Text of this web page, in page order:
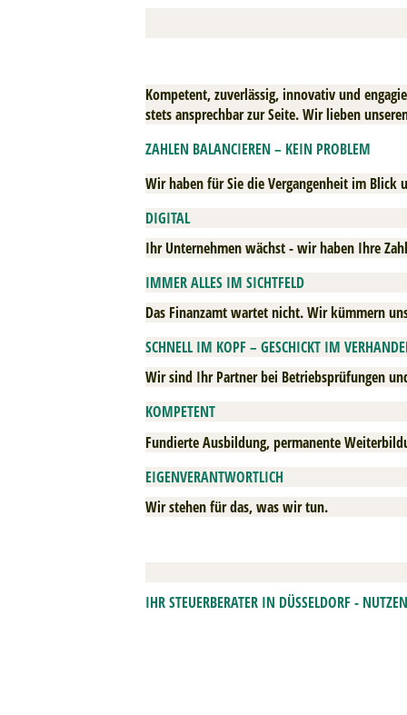
Kompetent, zuverlässig, innovativ und
stets ansprechbar zur Seite. Wir lieben
ZAHLEN BALANCIEREN – KEIN PROBLEM
Wir haben für Sie die Vergangenheit im
DIGITAL
Ihr Unternehmen wächst - wir haben Ihre
IMMER ALLES IM SICHTFELD
Das Finanzamt wartet nicht. Wir kümmern
SCHNELL IM KOPF – GESCHICKT IM
Wir sind Ihr Partner bei Betriebsprüfungen
KOMPETENT
Fundierte Ausbildung, permanente
EIGENVERANTWORTLICH
Wir stehen für das, was wir tun.
IHR STEUERBERATER IN DÜSSELDORF -